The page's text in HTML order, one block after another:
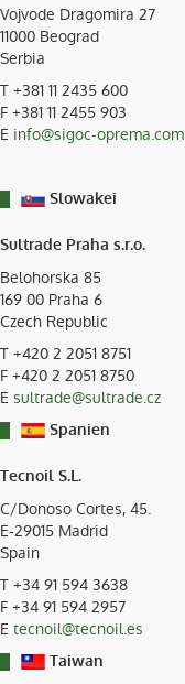
Vojvode Dragomira 27
11000 Beograd
Serbia
T +381 11 2435 600
F +381 11 2455 903
E info@sigoc-oprema.com
Slowakei
Sultrade Praha s.r.o.
Belohorska 85
169 00 Praha 6
Czech Republic
T +420 2 2051 8751
F +420 2 2051 8750
E sultrade@sultrade.cz
Spanien
Tecnoil S.L.
C/Donoso Cortes, 45.
E-29015 Madrid
Spain
T +34 91 594 3638
F +34 91 594 2957
E tecnoil@tecnoil.es
Taiwan